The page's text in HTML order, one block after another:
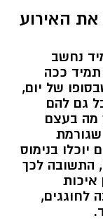
האירוע
נחשב
ככה
של יום,
גם להם
מה בעצם
שגורמת
בנימוס
התשובה לכך
איכות
לחוגגים,